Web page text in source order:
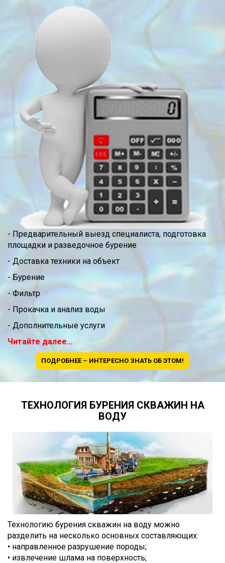
- Предварительный выезд специалиста, подготовка
площадки и разведочное бурение
- Доставка техники на объект
- Бурение
- Фильтр
- Прокачка и анализ воды
- Дополнительные услуги
Читайте далее…
ПОДРОБНЕЕ – ИНТЕРЕСНО ЗНАТЬ ОБ ЭТОМ!
ТЕХНОЛОГИЯ БУРЕНИЯ СКВАЖИН НА
ВОДУ
Технологию бурения скважин на воду можно
разделить на несколько основных составляющих:
• направленное разрушение породы;
• извлечение шлама на поверхность;